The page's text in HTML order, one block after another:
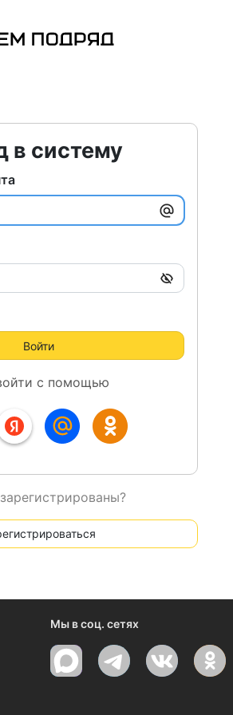
в систему
Войти
с помощью
Мы в соц. сетях